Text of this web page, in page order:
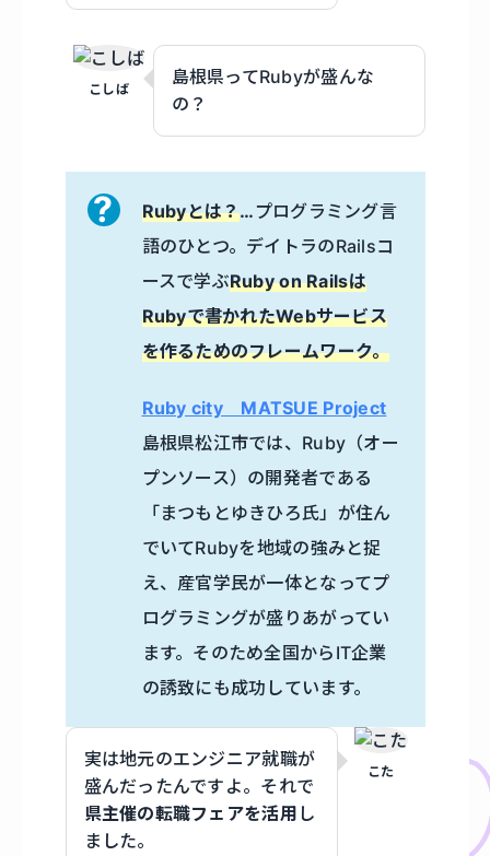
こしば
島根県ってRubyが盛んな
の？
Rubyとは？… プログラミング言
語のひとつ。デイトラのRailsコ
ースで学ぶRuby on Railsは
Rubyで書かれたWebサービス
を作るためのフレームワーク。
Ruby city MATSUE Project
島根県松江市では、Ruby（オー
プンソース）の開発者である
「まつもとゆきひろ氏」が住ん
でいてRubyを地域の強みと捉
え、産官学民が一体となってプ
ログラミングが盛りあがってい
ます。そのため全国からIT企業
の誘致にも成功しています。
こた
実は地元のエンジニア就職が
盛んだったんですよ。それで
県主催の転職フェアを活用 し
ました。